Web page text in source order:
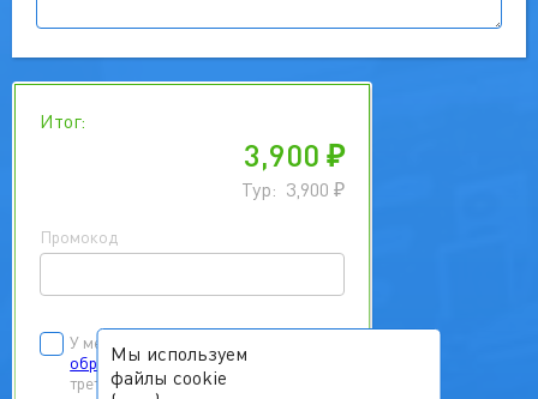
Итог:
3,900 ₽
Тур: 3,900 ₽
Промокод
У меня есть
обработку персональных данных
третьих лиц
Мы используем
файлы cookie